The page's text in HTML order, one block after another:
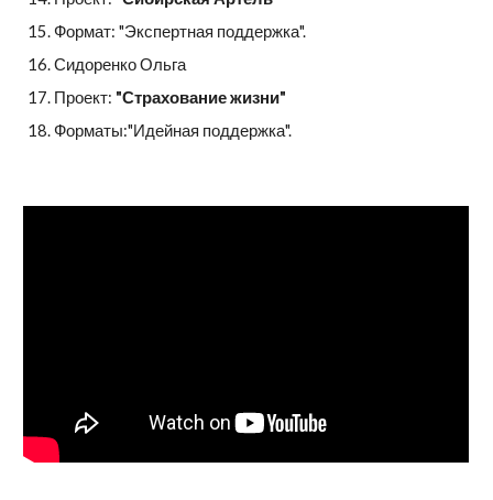
Формат: "Экспертная поддержка".
Сидоренко Ольга
Проект: "Страхование жизни"
Форматы:"Идейная поддержка".